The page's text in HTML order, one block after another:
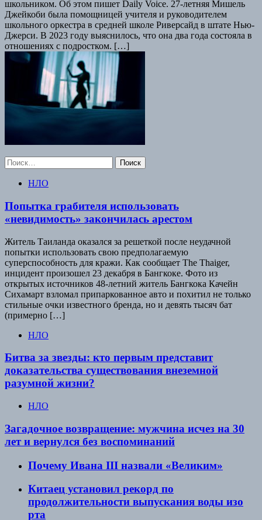
школьником. Об этом пишет Daily Voice. 27-летняя Мишель
Джейкоби была помощницей учителя и руководителем
школьного оркестра в средней школе Риверсайд в штате Нью-
Джерси. В 2023 году выяснилось, что она два года состояла в
отношениях с подростком. […]
Найти:
НЛО
Попытка грабителя использовать
«невидимость» закончилась арестом
Житель Таиланда оказался за решеткой после неудачной
попытки использовать свою предполагаемую
суперспособность для кражи. Как сообщает The Thaiger,
инцидент произошел 23 декабря в Бангкоке. Фото из
открытых источников 48-летний житель Бангкока Качейн
Сихамарт взломал припаркованное авто и похитил не только
стильные очки известного бренда, но и девять тысяч бат
(примерно […]
НЛО
Битва за звезды: кто первым представит
доказательства существования внеземной
разумной жизни?
НЛО
Загадочное возвращение: мужчина исчез на 30
лет и вернулся без воспоминаний
Почему Ивана III назвали «Великим»
Китаец установил рекорд по
продолжительности выпускания воды изо
рта